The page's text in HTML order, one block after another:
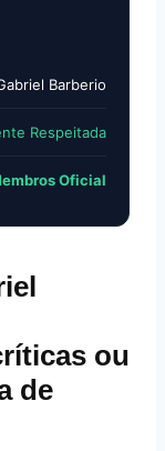
Barberio
Respeitada
Oficial
ou
de